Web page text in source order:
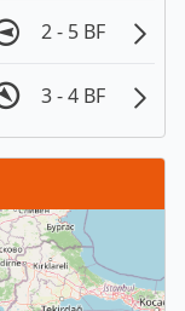
2 - 5 BF
3 - 4 BF